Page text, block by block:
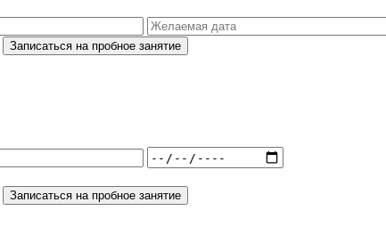
Записаться на пробное занятие
Записаться на пробное занятие